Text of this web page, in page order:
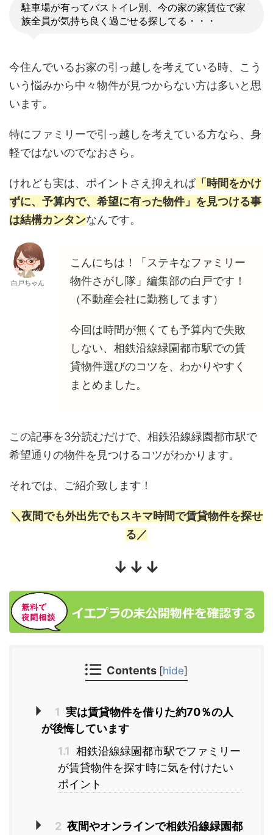
駐車場が有ってバストイレ別、今の家の家賃位で家
族全員が気持ち良く過ごせる探してる・・・
今住んでいるお家の引っ越しを考えている時、こう
いう悩みから中々物件が見つからない方は多いと思
います。
特にファミリーで引っ越しを考えている方なら、身
軽ではないのでなおさら。
けれども実は、ポイントさえ抑えれば 「時間をかけ
ずに、予算内で、希望に有った物件」を見つける事
は結構カンタンなんです。
白戸ちゃん
こんにちは！「ステキなファミリー
物件さがし隊」編集部の白戸です！
（不動産会社に勤務してます）
今回は時間が無くても予算内で失敗
しない、相鉄沿線緑園都市駅での賃
貸物件選びのコツを、わかりやすく
まとめました。
この記事を3分読むだけで、相鉄沿線緑園都市駅で
希望通りの物件を見つけるコツがわかります。
それでは、ご紹介致します！
＼夜間でも外出先でもスキマ時間で賃貸物件を探せ
る／
↓↓↓
Contents [hide]
1 実は賃貸物件を借りた約70％の人
が後悔しています
1.1 相鉄沿線緑園都市駅でファミリー
が賃貸物件を探す時に気を付けたい
ポイント
2 夜間やオンラインで相鉄沿線緑園都